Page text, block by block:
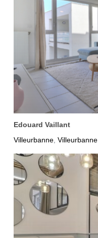
Edouard Vaillant
Villeurbanne, Villeurbanne